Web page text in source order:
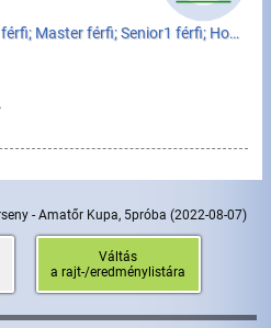
U19 fiú; Elit1 férfi; Elit2 férfi; Master férfi; Senior1 férfi; Hobbi férfi; WU19 lány; WElit nő; WM...
- Amatőr Kupa, 5próba (2022-08-07)
Váltás
a rajt-/eredménylistára